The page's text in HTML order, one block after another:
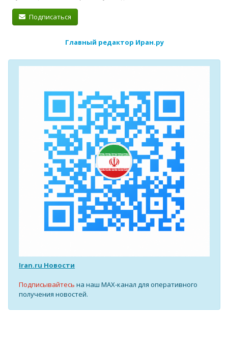
Подписаться
Главный редактор Иран.ру
Iran.ru Новости
Подписывайтесь на наш MAX-канал для оперативного
получения новостей.